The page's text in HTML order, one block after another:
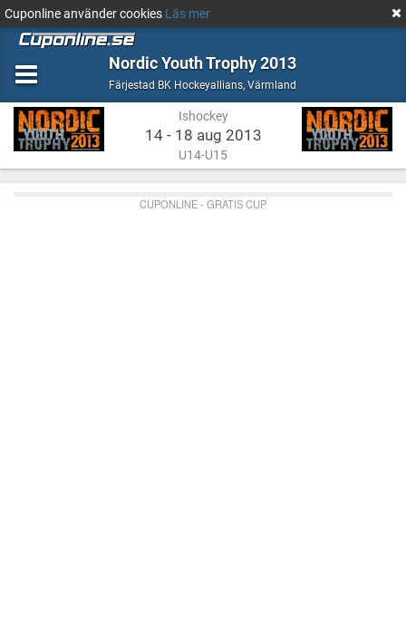
Cuponline använder cookies Läs mer
Nordic Youth Trophy 2013
Färjestad BK Hockeyallians,Ishockey
Värmland
Ishockey
14 - 18 aug 2013
U14-U15
CUPONLINE - GRATIS CUP